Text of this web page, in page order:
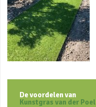
De voordelen van
Kunstgras van der Poel